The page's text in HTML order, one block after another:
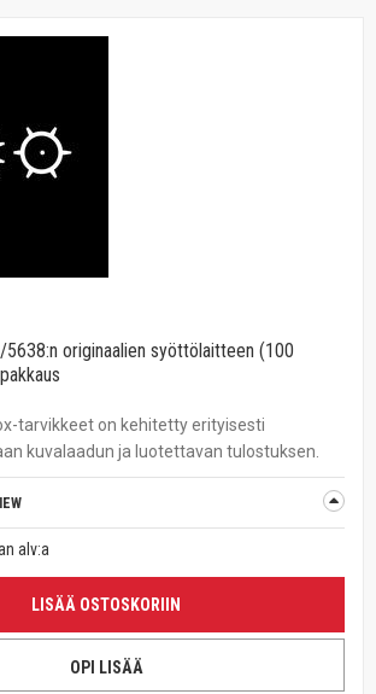
originaalien syöttölaitteen (100
tarvikkeet on kehitetty erityisesti
kuvalaadun ja luotettavan tulostuksen.
alv:a
LISÄÄ OSTOSKORIIN
OPI LISÄÄ